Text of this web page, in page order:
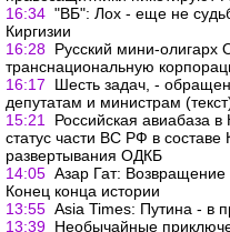
16:34 "ВБ": Лох - еще не
Киргизии
16:28 Русский мини-олигарх
транснациональную
16:17
Шесть задач, -
депутатам и министрам
15:21
Российская авиабаза
статус части ВС РФ в составе
развертывания ОДКБ
14:05 Азар Гат: Возвращение
Конец конца истории
13:55 Asia Times: Путина - в
13:39 Необычайные